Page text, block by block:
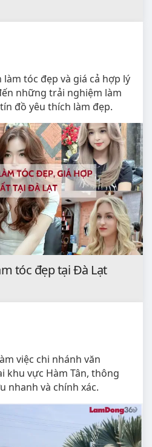
tóc đẹp và giá cả hợp lý
những trải nghiệm làm
đồ yêu thích làm đẹp.
tóc đẹp tại Đà Lạt
việc chi nhánh văn
khu vực Hàm Tân, thông
nhanh và chính xác.